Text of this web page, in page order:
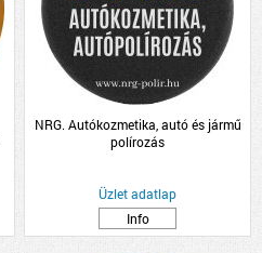
NRG. Autókozmetika, autó és jármű
polírozás
Üzlet adatlap
Info